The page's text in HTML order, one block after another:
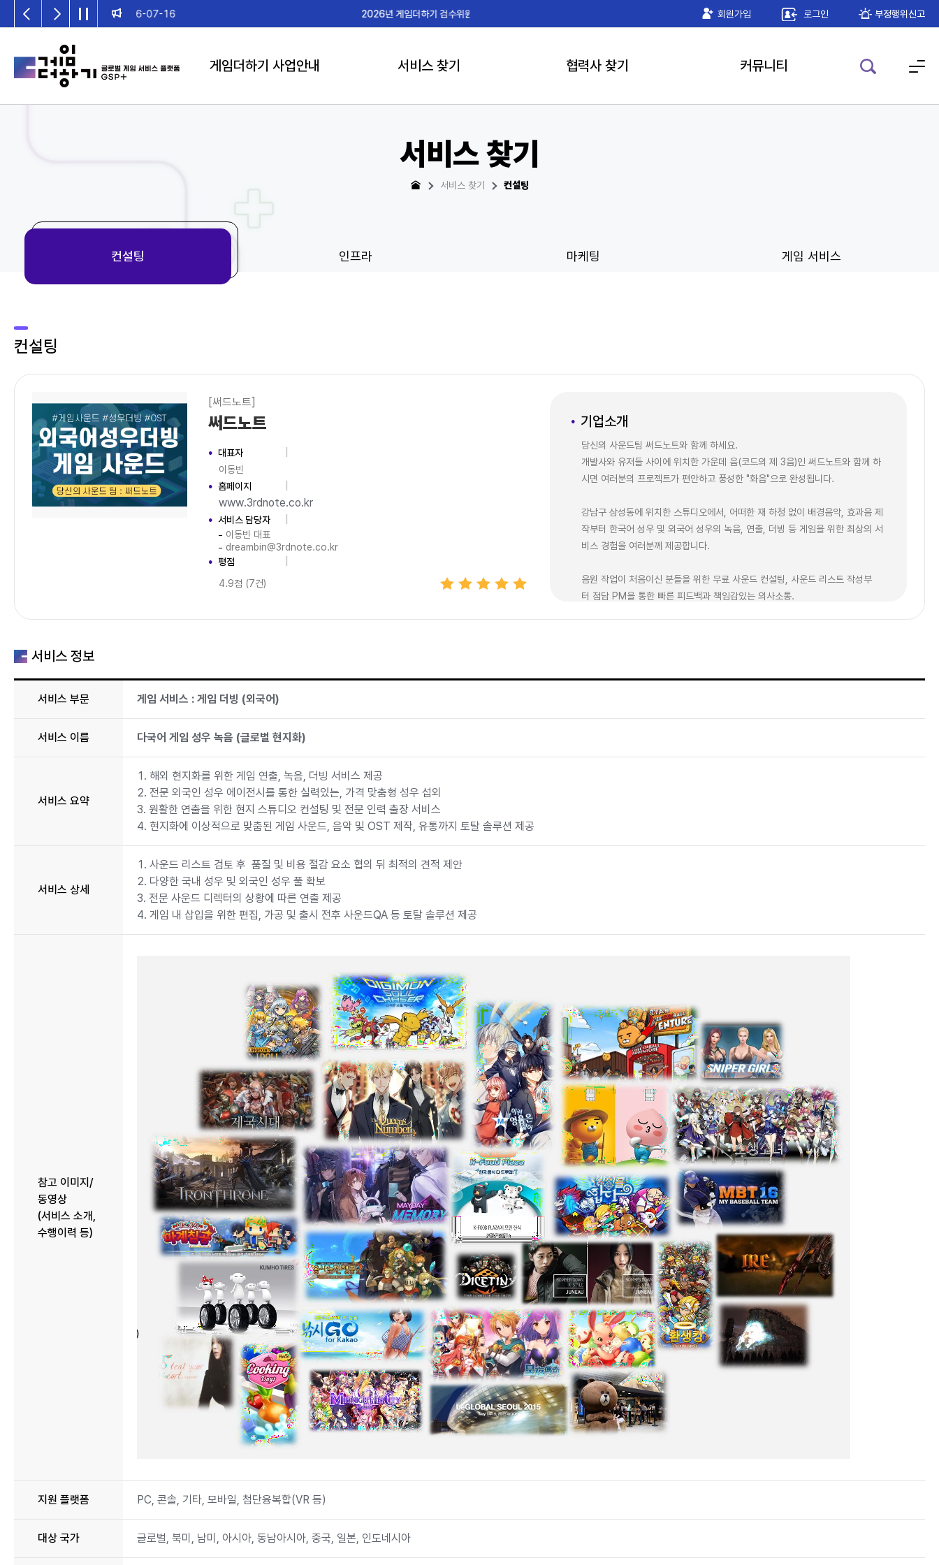
2026년 게임더하기 검수위원회 일정 안내 2026-07-15 게임더하기 공인인증 모듈 안내 2026-05-22
회원가입 로그인 부정행위신고
게임더하기 사업안내 서비스 찾기 협력사 찾기 커뮤니티
서비스 찾기
서비스 찾기 컨설팅
컨설팅 인프라 마케팅 게임 서비스
컨설팅
[써드노트]
써드노트
대표자
이동빈
홈페이지
www.3rdnote.co.kr
서비스 담당자
이동빈 대표
dreambin@3rdnote.co.kr
평점
4.9점 (7건)
기업소개
당신의 사운드팀 써드노트와 함께 하세요.
개발사와 유저들 사이에 위치한 가운데 음(코드의 제 3음)인 써드노트와 함께 하
시면 여러분의 프로젝트가 편안하고 풍성한 "화음"으로 완성됩니다.
강남구 삼성동에 위치한 스튜디오에서, 어떠한 재 하청 없이 배경음악, 효과음 제
작부터 한국어 성우 및 외국어 성우의 녹음, 연출, 더빙 등 게임을 위한 최상의 서
비스 경험을 여러분께 제공합니다.
음원 작업이 처음이신 분들을 위한 무료 사운드 컨설팅, 사운드 리스트 작성부
터 점담 PM을 통한 빠른 피드백과 책임감있는 의사소통.
서비스 정보
서비스 부문 게임 서비스 : 게임 더빙 (외국어)
서비스 이름 다국어 게임 성우 녹음 (글로벌 현지화)
서비스 요약
1. 해외 현지화를 위한 게임 연출, 녹음, 더빙 서비스 제공
2. 전문 외국인 성우 에이전시를 통한 실력있는, 가격 맞춤형 성우 섭외
3. 원활한 연출을 위한 현지 스튜디오 컨설팅 및 전문 인력 출장 서비스
4. 현지화에 이상적으로 맞춤된 게임 사운드, 음악 및 OST 제작, 유통까지 토탈 솔루션 제공
서비스 상세
1. 사운드 리스트 검토 후 품질 및 비용 절감 요소 협의 뒤 최적의 견적 제안
2. 다양한 국내 성우 및 외국인 성우 풀 확보
3. 전문 사운드 디렉터의 상황에 따른 연출 제공
4. 게임 내 삽입을 위한 편집, 가공 및 출시 전후 사운드QA 등 토탈 솔루션 제공
참고 이미지/
동영상
(서비스 소개,
수행이력 등)
Idol,
제
국
시
지원 플랫폼 PC, 콘솔, 기타, 모바일, 첨단융복합(VR 등)
대상 국가 글로벌, 북미, 남미, 아시아, 동남아시아, 중국, 일본, 인도네시아